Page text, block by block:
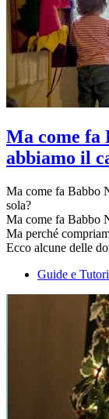
Ma come fa
abbiamo il
Ma come fa Babbo
sola?
Ma come fa Babbo
Ma perché
Ecco alcune delle
Guide e